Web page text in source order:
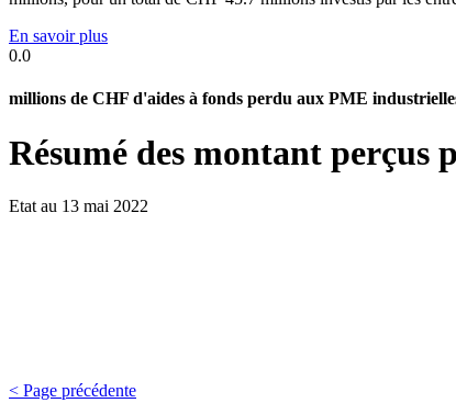
En savoir plus
0.0
millions de CHF d'aides à fonds perdu aux PME
Résumé des montant perçus
Etat au 13 mai 2022
< Page précédente